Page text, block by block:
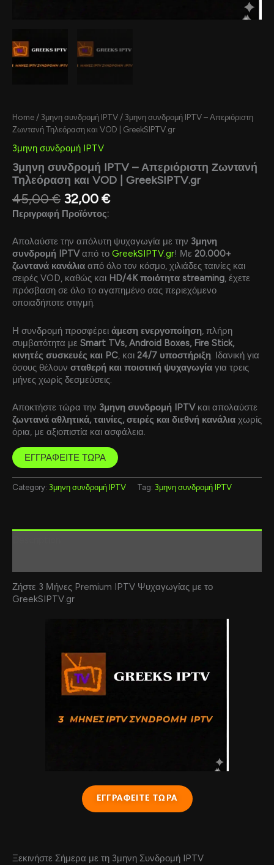
Home/3μηνη συνδρομή IPTV/ 3μηνη συνδρομή IPTV – Απεριόριστη
Ζωντανή Τηλεόραση και VOD | GreekSIPTV.gr
3μηνη συνδρομή IPTV
3μηνη συνδρομή IPTV – Απεριόριστη Ζωντανή
Τηλεόραση και VOD | GreekSIPTV.gr
45,00€ 32,00€
Περιγραφή Προϊόντος:
Απολαύστε την απόλυτη ψυχαγωγία με την 3μηνη
συνδρομή IPTVαπό το GreekSIPTV.gr! Με 20.000+
ζωντανά κανάλια από όλο τον κόσμο, χιλιάδες ταινίες και
σειρές VOD, καθώς και HD/4K ποιότητα streaming, έχετε
πρόσβαση σε όλο το αγαπημένο σας περιεχόμενο
οποιαδήποτε στιγμή.
Η συνδρομή προσφέρει άμεση ενεργοποίηση, πλήρη
συμβατότητα με Smart TVs, Android Boxes, Fire Stick,
κινητές συσκευές και PC, και 24/7 υποστήριξη. Ιδανική για
όσους θέλουν σταθερή και ποιοτική ψυχαγωγία για τρεις
μήνες χωρίς δεσμεύσεις.
Αποκτήστε τώρα την 3μηνη συνδρομή IPTVκαι απολαύστε
ζωντανά αθλητικά, ταινίες, σειρές και διεθνή κανάλια χωρίς
όρια, με αξιοπιστία και ασφάλεια.
ΕΓΓΡΑΦΕΙΤΕ ΤΩΡΑ
Category: 3μηνη συνδρομή IPTV Tag: 3μηνη συνδρομή IPTV
Ζήστε 3 Μήνες Premium IPTV Ψυχαγωγίας με το
GreekSIPTV.gr
ΕΓΓΡΑΦΕΙΤΕ ΤΩΡΑ
Ξεκινήστε Σήμερα με τη 3μηνη Συνδρομή IPTV